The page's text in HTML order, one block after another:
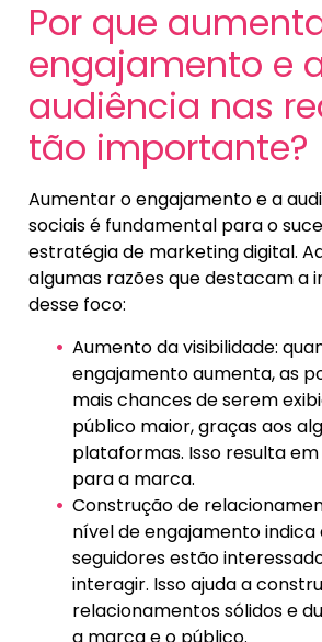
Por que
engajamento e
audiência nas
tão importante?
Aumentar o engajamento e a
sociais é fundamental para o
estratégia de marketing digital.
algumas razões que destacam a
desse foco:
Aumento da visibilidade:
engajamento aumenta, as
mais chances de serem
público maior, graças aos
plataformas. Isso resulta
para a marca.
Construção de
nível de engajamento indica
seguidores estão
interagir. Isso ajuda a
relacionamentos sólidos e
a marca e o público.